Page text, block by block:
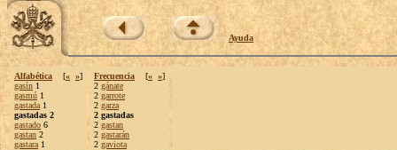
Ayuda
Alfabética [« »]
gasín 1
gasmú 1
gastada 1
gastadas 2
gastado 6
gastan 2
gastara 1
Frecuencia [« »]
2 gánate
2 garrote
2 garza
2 gastadas
2 gastan
2 gastarán
2 gaviota